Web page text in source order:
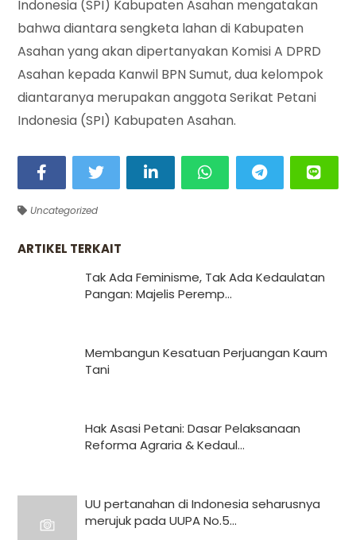
Indonesia (SPI) Kabupaten Asahan mengatakan
bahwa diantara sengketa lahan di Kabupaten
Asahan yang akan dipertanyakan Komisi A DPRD
Asahan kepada Kanwil BPN Sumut, dua kelompok
diantaranya merupakan anggota Serikat Petani
Indonesia (SPI) Kabupaten Asahan.
Uncategorized
ARTIKEL TERKAIT
Tak Ada Feminisme, Tak Ada Kedaulatan
Pangan: Majelis Peremp...
Membangun Kesatuan Perjuangan Kaum
Tani
Hak Asasi Petani: Dasar Pelaksanaan
Reforma Agraria & Kedaul...
UU pertanahan di Indonesia seharusnya
merujuk pada UUPA No.5...